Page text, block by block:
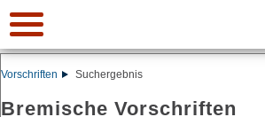
Vorschriften Suchergebnis
Bremische Vorschriften